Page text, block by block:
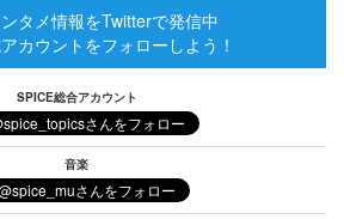
タメ情報をTwitterで発信中
カウントをフォローしよう！
SPICE総合アカウント
音楽